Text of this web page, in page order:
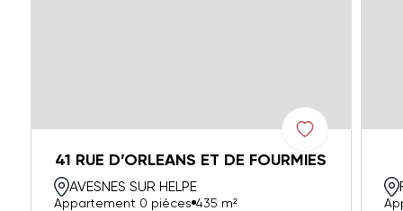
41 RUE D’ORLEANS ET DE FOURMIES
AVESNES SUR HELPE
Appartement 0 pièces 435 m²